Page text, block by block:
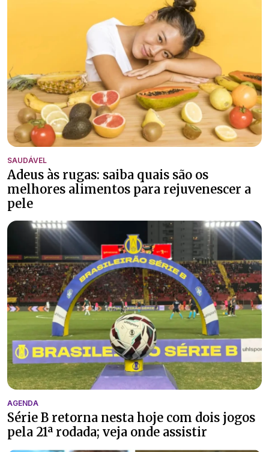
SAUDÁVEL
Adeus às rugas: saiba quais são os
melhores alimentos para rejuvenescer a
pele
AGENDA
Série B retorna nesta hoje com dois jogos
pela 21ª rodada; veja onde assistir